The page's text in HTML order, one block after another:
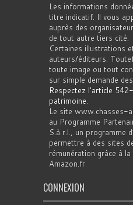
Les informations
titre indicatif. Il vous
auprès des
de tout autre tiers cité.
Certaines illustrations
auteurs/éditeurs.
toute image ou tout
sur simple demande
Respectez l'article
patrimoine.
Le site www.chasses-
au Programme
S.à r.l., un programme
permettre à des sites
rémunération grâce à
Amazon.fr
CONNEXION